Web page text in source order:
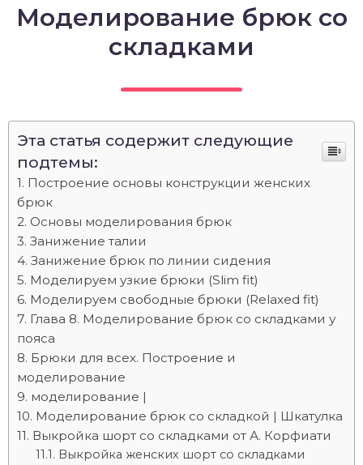
Моделирование брюк со
складками
Эта статья содержит следующие
подтемы:
Построение основы конструкции женских
брюк
Основы моделирования брюк
Занижение талии
Занижение брюк по линии сидения
Моделируем узкие брюки (Slim fit)
Моделируем свободные брюки (Relaxed fit)
Глава 8. Моделирование брюк со складками у
пояса
Брюки для всех. Построение и
моделирование
моделирование |
Моделирование брюк со складкой | Шкатулка
Выкройка шорт со складками от А. Корфиати
Выкройка женских шорт со складками